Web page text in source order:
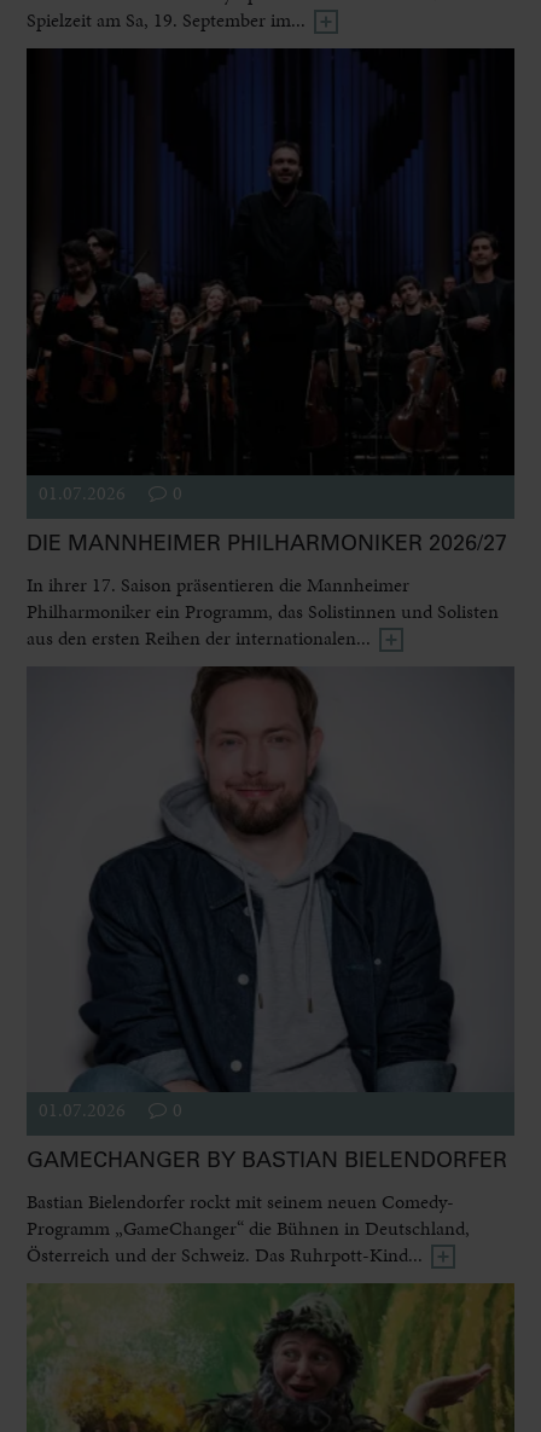
Spielzeit am Sa, 19. September im...
01.07.2026 0
DIE MANNHEIMER PHILHARMONIKER 2026/27
In ihrer 17. Saison präsentieren die Mannheimer
Philharmoniker ein Programm, das Solistinnen und Solisten
aus den ersten Reihen der internationalen...
01.07.2026 0
GAMECHANGER BY BASTIAN BIELENDORFER
Bastian Bielendorfer rockt mit seinem neuen Comedy-
Programm „GameChanger“ die Bühnen in Deutschland,
Österreich und der Schweiz. Das Ruhrpott-Kind...